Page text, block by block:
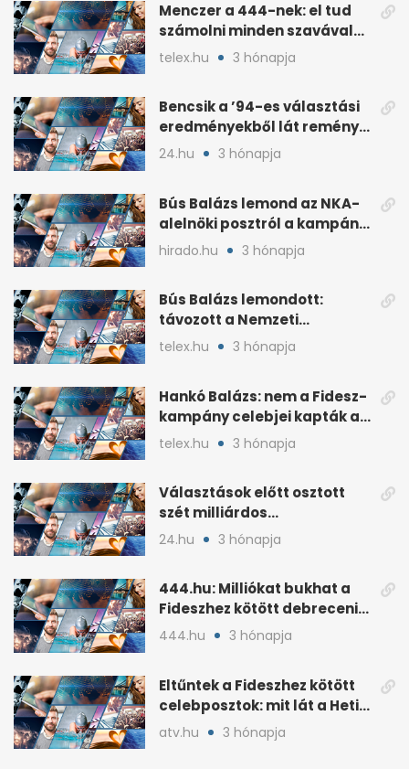
Menczer a 444-nek: el tud
számolni minden szavával
és tettével
telex.hu 3 hónapja
Bencsik a ’94-es választási
eredményekből lát reményt
a Fidesznek
24.hu 3 hónapja
Bús Balázs lemond az NKA-
alelnöki posztról a kampány
alatti támogatások után
hirado.hu 3 hónapja
Bús Balázs lemondott:
távozott a Nemzeti
Kulturális Alap alelnöke
telex.hu 3 hónapja
Hankó Balázs: nem a Fidesz-
kampány celebjei kapták az
NKA-milliárdokat
telex.hu 3 hónapja
Választások előtt osztott
szét milliárdos
szponzorpénzt a
Szerencsejáték Zrt.
24.hu 3 hónapja
444.hu: Milliókat bukhat a
Fideszhez kötött debreceni
influenszer perben
444.hu 3 hónapja
Eltűntek a Fideszhez kötött
celebposztok: mit lát a Heti
Napló?
atv.hu 3 hónapja